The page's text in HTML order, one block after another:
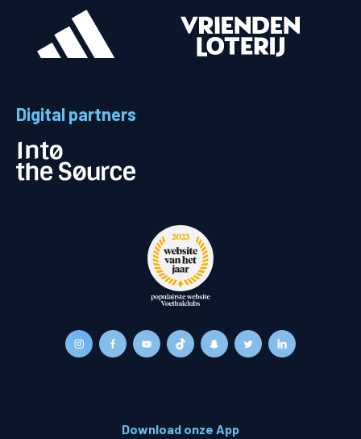
Digital partners
Download onze App